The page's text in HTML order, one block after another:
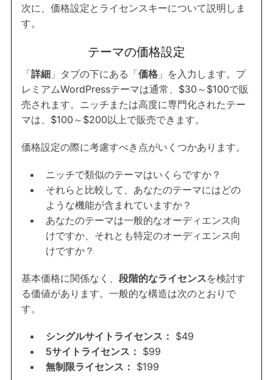
次に、価格設定とライセンスキーについて説明しま
す。
テーマの価格設定
「詳細 」タブの下にある「価格 」を入力します。プ
レミアムWordPressテーマは通常、$30～$100で販
売されます。ニッチまたは高度に専門化されたテー
マは、$100～$200以上で販売できます。
価格設定の際に考慮すべき点がいくつかあります。
ニッチで類似のテーマはいくらですか？
それらと比較して、あなたのテーマにはどの
ような機能が含まれていますか？
あなたのテーマは一般的なオーディエンス向
けですか、それとも特定のオーディエンス向
けですか？
基本価格に関係なく、 段階的なライセンスを検討す
る価値があります。一般的な構造は次のとおりで
す。
シングルサイトライセンス： $49
5サイトライセンス： $99
無制限ライセンス： $199